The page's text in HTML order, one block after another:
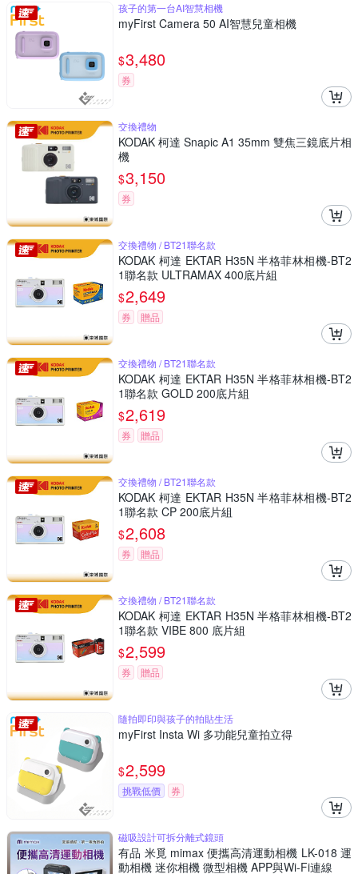
孩子的第一台AI智慧相機
myFirst Camera 50 AI智慧兒童相機
$3,480
券
交換禮物
KODAK 柯達 Snapic A1 35mm 雙焦三鏡底片相
機
$3,150
券
交換禮物 / BT21聯名款
KODAK 柯達 EKTAR H35N 半格菲林相機-BT2
1聯名款 ULTRAMAX 400底片組
$2,649
券 贈品
交換禮物 / BT21聯名款
KODAK 柯達 EKTAR H35N 半格菲林相機-BT2
1聯名款 GOLD 200底片組
$2,619
券 贈品
交換禮物 / BT21聯名款
KODAK 柯達 EKTAR H35N 半格菲林相機-BT2
1聯名款 CP 200底片組
$2,608
券 贈品
交換禮物 / BT21聯名款
KODAK 柯達 EKTAR H35N 半格菲林相機-BT2
1聯名款 VIBE 800 底片組
$2,599
券 贈品
隨拍即印與孩子的拍貼生活
myFirst Insta Wi 多功能兒童拍立得
$2,599
挑戰低價 券
磁吸設計可拆分離式鏡頭
有品 米覓 mimax 便攜高清運動相機 LK-018 運
動相機 迷你相機 微型相機 APP與Wi-Fi連線